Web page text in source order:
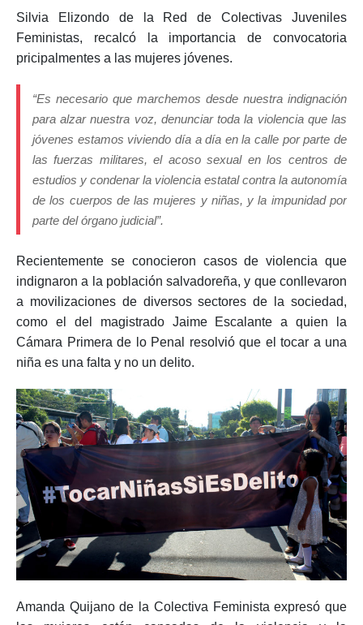
Silvia Elizondo de la Red de Colectivas Juveniles
Feministas, recalcó la importancia de convocatoria
pricipalmentes a las mujeres jóvenes.
“Es necesario que marchemos desde nuestra indignación
para alzar nuestra voz, denunciar toda la violencia que las
jóvenes estamos viviendo día a día en la calle por parte de
las fuerzas militares, el acoso sexual en los centros de
estudios y condenar la violencia estatal contra la autonomía
de los cuerpos de las mujeres y niñas, y la impunidad por
parte del órgano judicial”.
Recientemente se conocieron casos de violencia que
indignaron a la población salvadoreña, y que conllevaron
a movilizaciones de diversos sectores de la sociedad,
como el del magistrado Jaime Escalante a quien la
Cámara Primera de lo Penal resolvió que el tocar a una
niña es una falta y no un delito.
Amanda Quijano de la Colectiva Feminista expresó que